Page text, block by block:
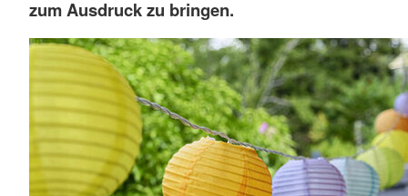
zum Ausdruck zu bringen.